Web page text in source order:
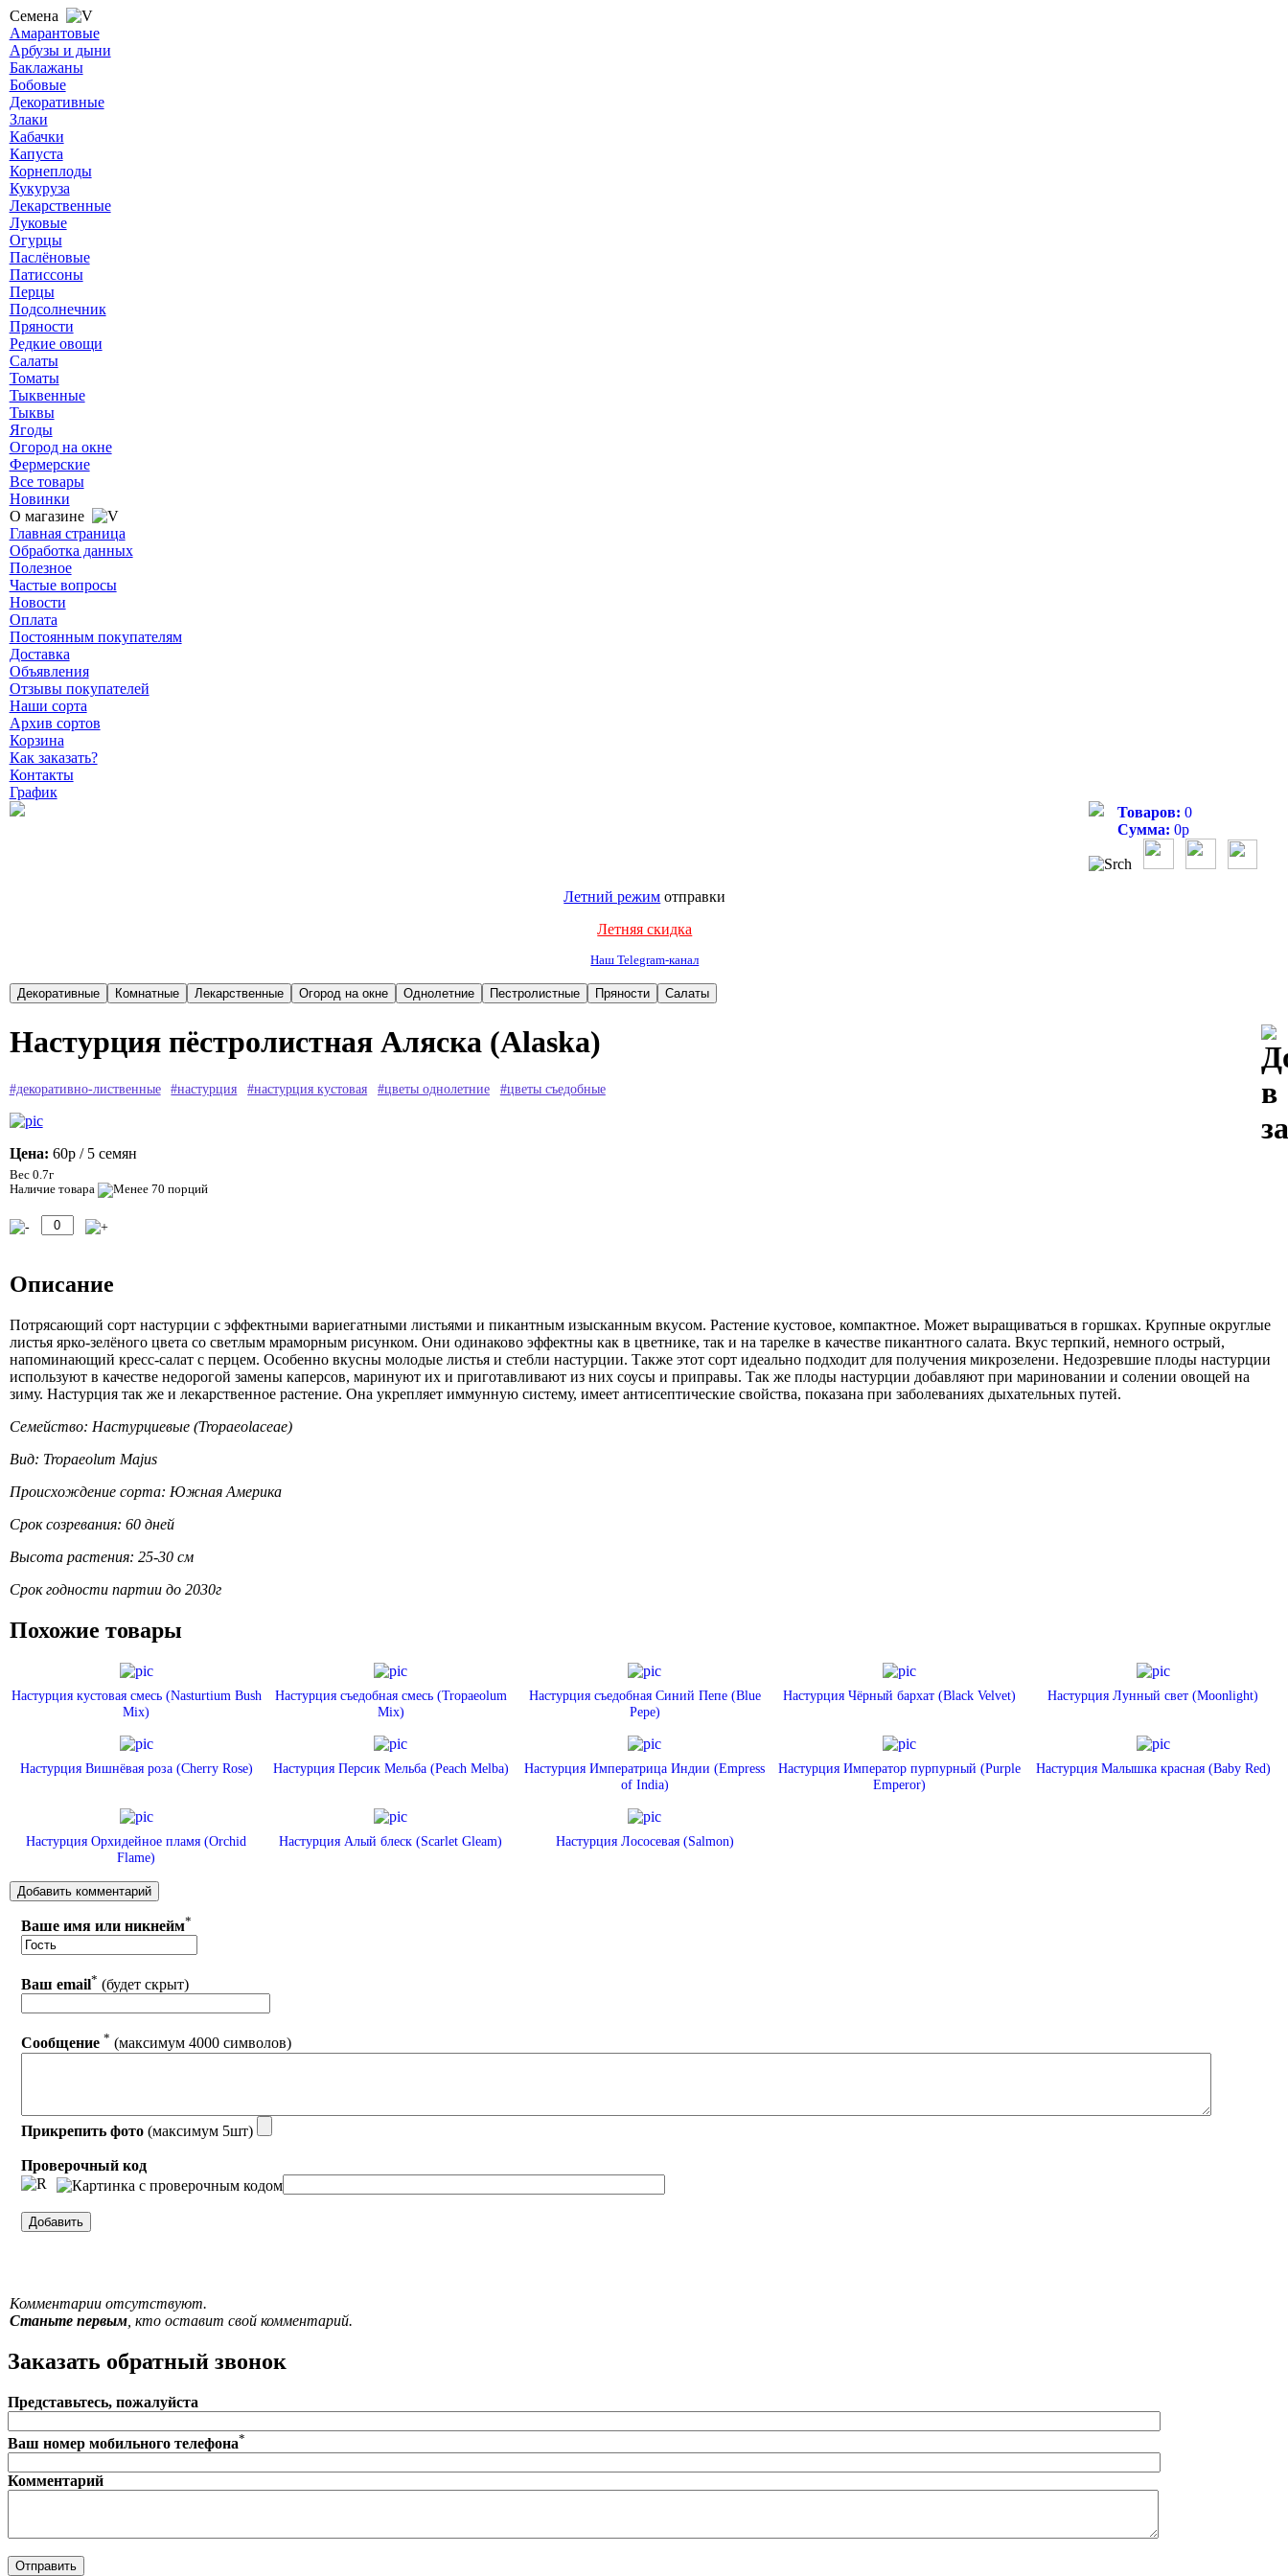
Семена
Амарантовые
Арбузы и дыни
Баклажаны
Бобовые
Декоративные
Злаки
Кабачки
Капуста
Корнеплоды
Кукуруза
Лекарственные
Луковые
Огурцы
Паслёновые
Патиссоны
Перцы
Подсолнечник
Пряности
Редкие овощи
Салаты
Томаты
Тыквенные
Тыквы
Ягоды
Огород на окне
Фермерские
Все товары
Новинки
О магазине
Главная страница
Обработка данных
Полезное
Частые вопросы
Новости
Оплата
Постоянным покупателям
Доставка
Объявления
Отзывы покупателей
Наши сорта
Архив сортов
Корзина
Как заказать?
Контакты
График
Товаров: 0
Сумма: 0р
Летний режим отправки
Летняя скидка
Наш Telegram-канал
Настурция пёстролистная Аляска (Alaska)
#декоративно-лиственные #настурция #настурция кустовая #цветы однолетние #цветы съедобные
Цена: 60р / 5 семян
Вес 0.7г
Наличие товара
Описание
Потрясающий сорт настурции с эффектными вариегатными листьями и пикантным изысканным вкусом. Растение кустовое, компактное. Может выращиваться в горшках. Крупные округлые
листья ярко-зелёного цвета со светлым мраморным рисунком. Они одинаково эффектны как в цветнике, так и на тарелке в качестве пикантного салата. Вкус терпкий, немного острый,
напоминающий кресс-салат с перцем. Особенно вкусны молодые листья и стебли настурции. Также этот сорт идеально подходит для получения микрозелени. Недозревшие плоды настурции
используют в качестве недорогой замены каперсов, маринуют их и приготавливают из них соусы и приправы. Так же плоды настурции добавляют при мариновании и солении овощей на
зиму. Настурция так же и лекарственное растение. Она укрепляет иммунную систему, имеет антисептические свойства, показана при заболеваниях дыхательных путей.
Семейство: Настурциевые (Tropaeolaceae)
Вид: Tropaeolum Majus
Происхождение сорта: Южная Америка
Срок созревания: 60 дней
Высота растения: 25-30 см
Срок годности партии до 2030г
Похожие товары
Настурция кустовая смесь (Nasturtium Bush
Mix)
Настурция съедобная смесь (Tropaeolum
Mix)
Настурция съедобная Синий Пепе (Blue
Pepe)
Настурция Чёрный бархат (Black Velvet) Настурция Лунный свет (Moonlight)
Настурция Вишнёвая роза (Cherry Rose) Настурция Персик Мельба (Peach Melba)
Настурция Императрица Индии (Empress
of India)
Настурция Император пурпурный (Purple
Emperor)
Настурция Малышка красная (Baby Red)
Настурция Орхидейное пламя (Orchid
Flame)
Настурция Алый блеск (Scarlet Gleam) Настурция Лососевая (Salmon)
Ваше имя или никнейм*
Ваш email* (будет скрыт)
Сообщение * (максимум 4000 символов)
Прикрепить фото (максимум 5шт)
Проверочный код
Комментарии отсутствуют.
Станьте первым, кто оставит свой комментарий.
Заказать обратный звонок
Представьтесь, пожалуйста
Ваш номер мобильного телефона*
Комментарий